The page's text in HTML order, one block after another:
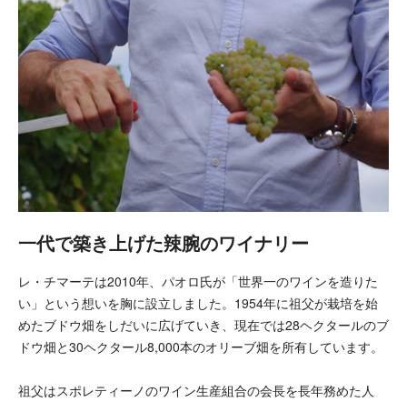
一代で築き上げた辣腕のワイナリー
レ・チマーテは2010年、パオロ氏が「世界一のワインを造りた
い」という想いを胸に設立しました。1954年に祖父が栽培を始
めたブドウ畑をしだいに広げていき、現在では28ヘクタールのブ
ドウ畑と30ヘクタール8,000本のオリーブ畑を所有しています。
祖父はスポレティーノのワイン生産組合の会長を長年務めた人